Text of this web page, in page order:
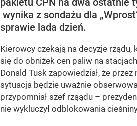
wynika z sondażu dla
sprawie lada dzień.
Kierowcy czekają na decyzje rządu,
się do obniżek cen paliw na
Donald Tusk zapowiedział, że
sytuacja będzie uważnie
przypomniał szef rząądu –
nie wykluczył odblokowania